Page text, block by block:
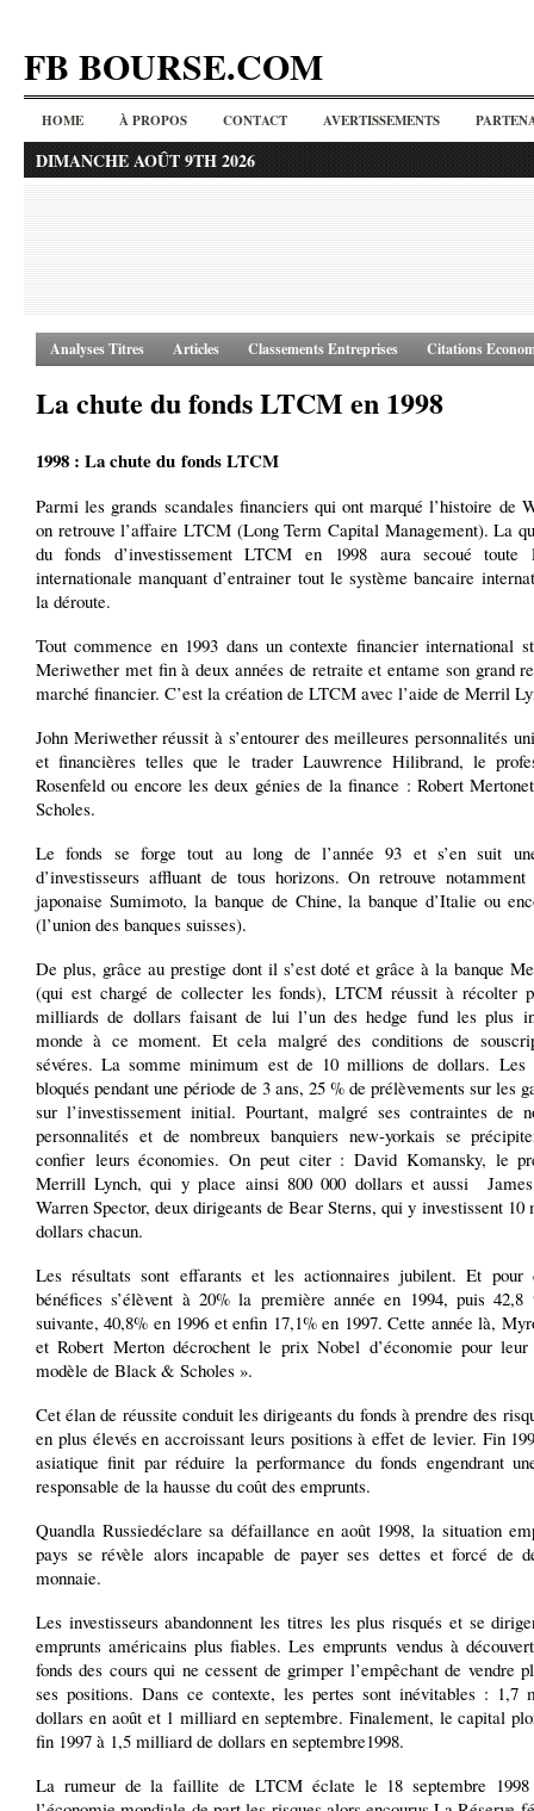
FB BOURSE.COM
HOME À PROPOS CONTACT AVERTISSEMENTS
DIMANCHE AOÛT 9TH 2026
Analyses Titres Articles Classements Entreprises Citations
La chute du fonds LTCM en 1998
1998 : La chute du fonds LTCM
Parmi les grands scandales financiers qui ont marqué l’histoire de
on retrouve l’affaire LTCM (Long Term Capital Management). La
du fonds d’investissement LTCM en 1998 aura secoué toute
internationale manquant d’entrainer tout le système bancaire
la déroute.
Tout commence en 1993 dans un contexte financier international
Meriwether met fin à deux années de retraite et entame son grand
marché financier. C’est la création de LTCM avec l’aide de Merril
John Meriwether réussit à s’entourer des meilleures personnalités
et financières telles que le trader Lauwrence Hilibrand, le
Rosenfeld ou encore les deux génies de la finance : Robert
Scholes.
Le fonds se forge tout au long de l’année 93 et s’en suit
d’investisseurs affluant de tous horizons. On retrouve
japonaise Sumimoto, la banque de Chine, la banque d’Italie ou
(l’union des banques suisses).
De plus, grâce au prestige dont il s’est doté et grâce à la banque
(qui est chargé de collecter les fonds), LTCM réussit à récolter
milliards de dollars faisant de lui l’un des hedge fund les plus
monde à ce moment. Et cela malgré des conditions de
sévéres. La somme minimum est de 10 millions de dollars. Les
bloqués pendant une période de 3 ans, 25 % de prélèvements sur les
sur l’investissement initial. Pourtant, malgré ses contraintes de
personnalités et de nombreux banquiers new-yorkais se
confier leurs économies. On peut citer : David Komansky, le
Merrill Lynch, qui y place ainsi 800 000 dollars et aussi
Warren Spector, deux dirigeants de Bear Sterns, qui y investissent 10
dollars chacun.
Les résultats sont effarants et les actionnaires jubilent. Et pour
bénéfices s’élèvent à 20% la première année en 1994, puis 42,8
suivante, 40,8% en 1996 et enfin 17,1% en 1997. Cette année là,
et Robert Merton décrochent le prix Nobel d’économie pour
modèle de Black & Scholes ».
Cet élan de réussite conduit les dirigeants du fonds à prendre des
en plus élevés en accroissant leurs positions à effet de levier. Fin
asiatique finit par réduire la performance du fonds engendrant
responsable de la hausse du coût des emprunts.
Quandla Russiedéclare sa défaillance en août 1998, la situation
pays se révèle alors incapable de payer ses dettes et forcé de
monnaie.
Les investisseurs abandonnent les titres les plus risqués et se
emprunts américains plus fiables. Les emprunts vendus à
fonds des cours qui ne cessent de grimper l’empêchant de vendre
ses positions. Dans ce contexte, les pertes sont inévitables : 1,7
dollars en août et 1 milliard en septembre. Finalement, le capital
fin 1997 à 1,5 milliard de dollars en septembre1998.
La rumeur de la faillite de LTCM éclate le 18 septembre 1998